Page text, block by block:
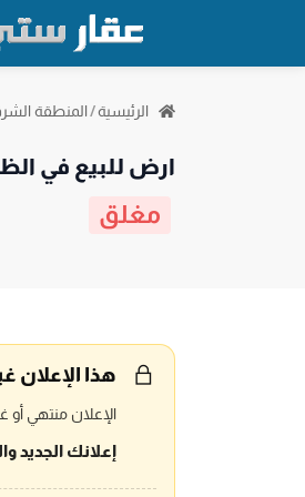
الرئيسية/المنطقة
ارض للبيع في
مغلق
هذا الإعلان
الإعلان منتهي
إعلانك الجديد